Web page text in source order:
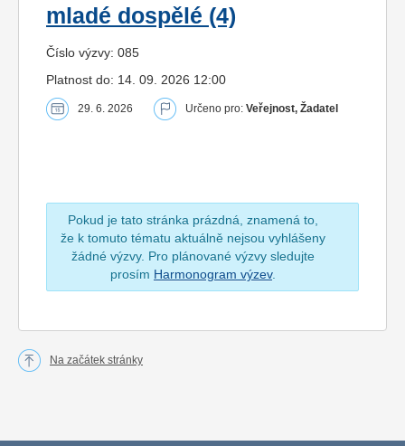
mladé dospělé (4)
Číslo výzvy: 085
Platnost do: 14. 09. 2026 12:00
29. 6. 2026 Určeno pro: Veřejnost, Žadatel
Pokud je tato stránka prázdná, znamená to,
že k tomuto tématu aktuálně nejsou vyhlášeny
žádné výzvy. Pro plánované výzvy sledujte
prosím Harmonogram výzev.
Na začátek stránky